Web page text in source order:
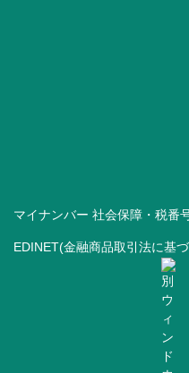
マイナンバー 社会保障・税番
EDINET(金融商品取引法に基